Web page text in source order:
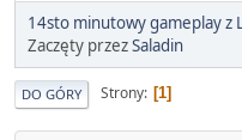
14sto minutowy gameplay z
Zaczęty przezSaladin
DO GÓRY Strony 1